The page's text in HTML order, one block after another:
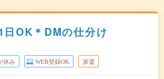
日OK＊DMの仕分け
休み WEB登録OK 派遣